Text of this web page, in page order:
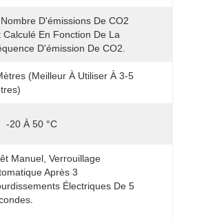
D'émissions De CO2
Calculé En Fonction De La
D'émission De CO2.
(meilleur À Utiliser À 3-5
-20 À 50 °C
Manuel, Verrouillage
Après 3
Électriques De 5